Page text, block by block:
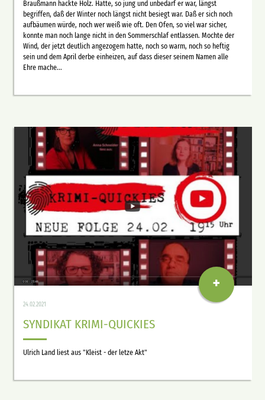
Braußmann hackte Holz. Hatte, so jung und unbedarf er war, längst
begriffen, daß der Winter noch längst nicht besiegt war. Daß er sich noch
aufbäumen würde, noch wer weiß wie oft. Den Ofen, so viel war sicher,
konnte man noch lange nicht in den Sommerschlaf entlassen. Mochte der
Wind, der jetzt deutlich angezogem hatte, noch so warm, noch so heftig
sein und dem April derbe einheizen, auf dass dieser seinem Namen alle
Ehre mache...
24.02.2021
SYNDIKAT KRIMI-QUICKIES
Ulrich Land liest aus "Kleist - der letze Akt"
+